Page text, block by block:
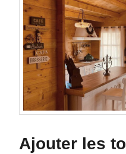
Ajouter les